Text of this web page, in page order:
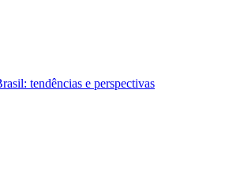
tendências e perspectivas